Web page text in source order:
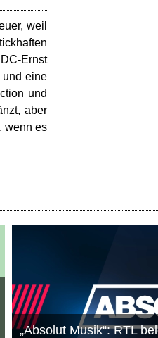
weil
Ernst
und eine
und
aber
wenn es
„Absolut Musik“: RTL